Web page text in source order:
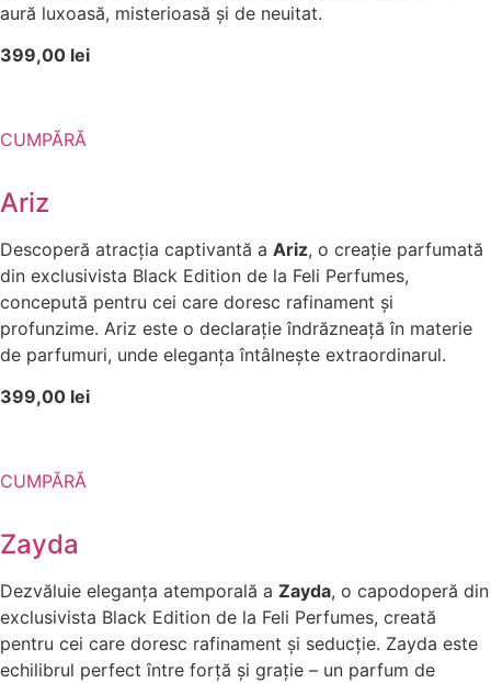
aură luxoasă, misterioasă și de neuitat.
399,00 lei
CUMPĂRĂ
Ariz
Descoperă atracția captivantă a Ariz, o creație parfumată
din exclusivista Black Edition de la Feli Perfumes,
concepută pentru cei care doresc rafinament și
profunzime. Ariz este o declarație îndrăzneață în materie
de parfumuri, unde eleganța întâlnește extraordinarul.
399,00 lei
CUMPĂRĂ
Zayda
Dezvăluie eleganța atemporală a Zayda, o capodoperă din
exclusivista Black Edition de la Feli Perfumes, creată
pentru cei care doresc rafinament și seducție. Zayda este
echilibrul perfect între forță și grație – un parfum de